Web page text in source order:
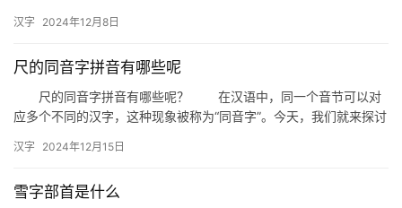
中…
汉字 2024年12月8日
尺的同音字拼音有哪些呢
尺的同音字拼音有哪些呢？ 在汉语中，同一个音节可以对
应多个不同的汉字，这种现象被称为“同音字”。今天，我们就来探讨
汉字 2024年12月15日
雪字部首是什么